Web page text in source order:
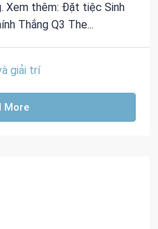
Xem thêm: Đặt tiệc Sinh
Thắng Q3 The...
giải trí
More